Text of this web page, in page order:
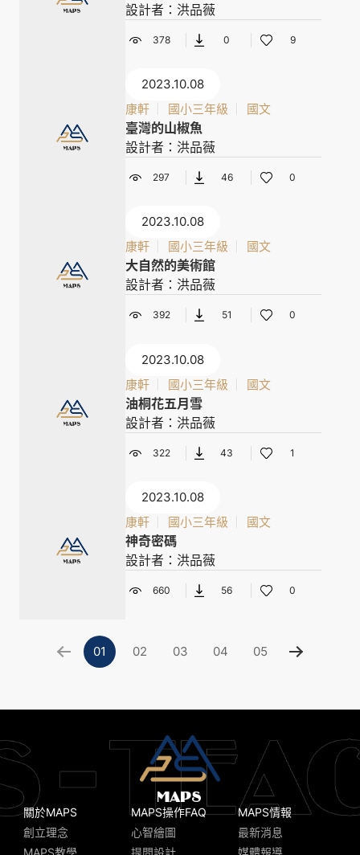
設計者：洪品薇
378 0 9
2023.10.08
康軒
國小三年級 國文
臺灣的山椒魚
設計者：洪品薇
297 46 0
2023.10.08
康軒
國小三年級 國文
大自然的美術館
設計者：洪品薇
392 51 0
2023.10.08
康軒
國小三年級 國文
油桐花五月雪
設計者：洪品薇
322 43 1
2023.10.08
康軒
國小三年級 國文
神奇密碼
設計者：洪品薇
660 56 0
01 02 03 04 05
關於MAPS
創立理念
MAPS教學
MAPS操作FAQ
心智繪圖
提問設計
MAPS情報
最新消息
媒體報導